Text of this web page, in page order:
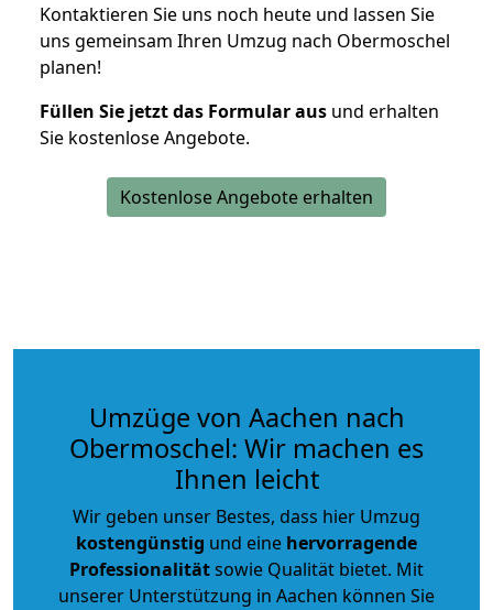
Kontaktieren Sie uns noch heute und lassen Sie
uns gemeinsam Ihren Umzug nach Obermoschel
planen!
Füllen Sie jetzt das Formular aus und erhalten
Sie kostenlose Angebote.
Kostenlose Angebote erhalten
Umzüge von Aachen nach
Obermoschel: Wir machen es
Ihnen leicht
Wir geben unser Bestes, dass hier Umzug
kostengünstig und eine hervorragende
Professionalitätsowie Qualität bietet. Mit
unserer Unterstützung in Aachen können Sie